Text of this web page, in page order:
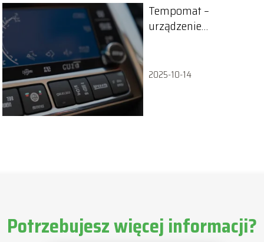
Tempomat –
urządzenie
2025-10-14
Potrzebujesz więcej informacji?